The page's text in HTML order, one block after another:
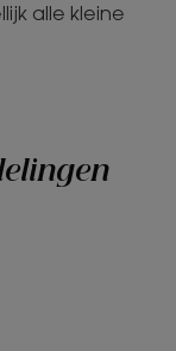
alle kleine